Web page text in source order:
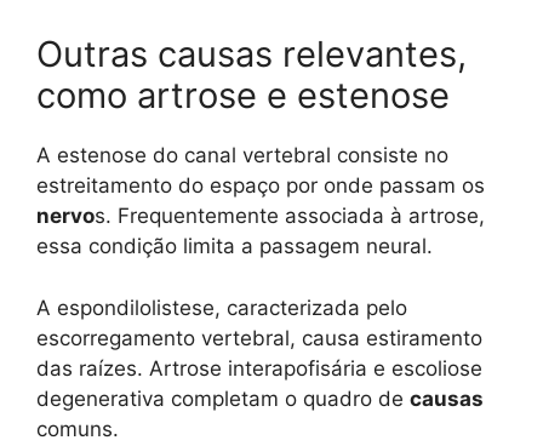
Outras causas relevantes,
como artrose e estenose
A estenose do canal vertebral consiste no
estreitamento do espaço por onde passam os
nervos. Frequentemente associada à artrose,
essa condição limita a passagem neural.
A espondilolistese, caracterizada pelo
escorregamento vertebral, causa estiramento
das raízes. Artrose interapofisária e escoliose
degenerativa completam o quadro de causas
comuns.